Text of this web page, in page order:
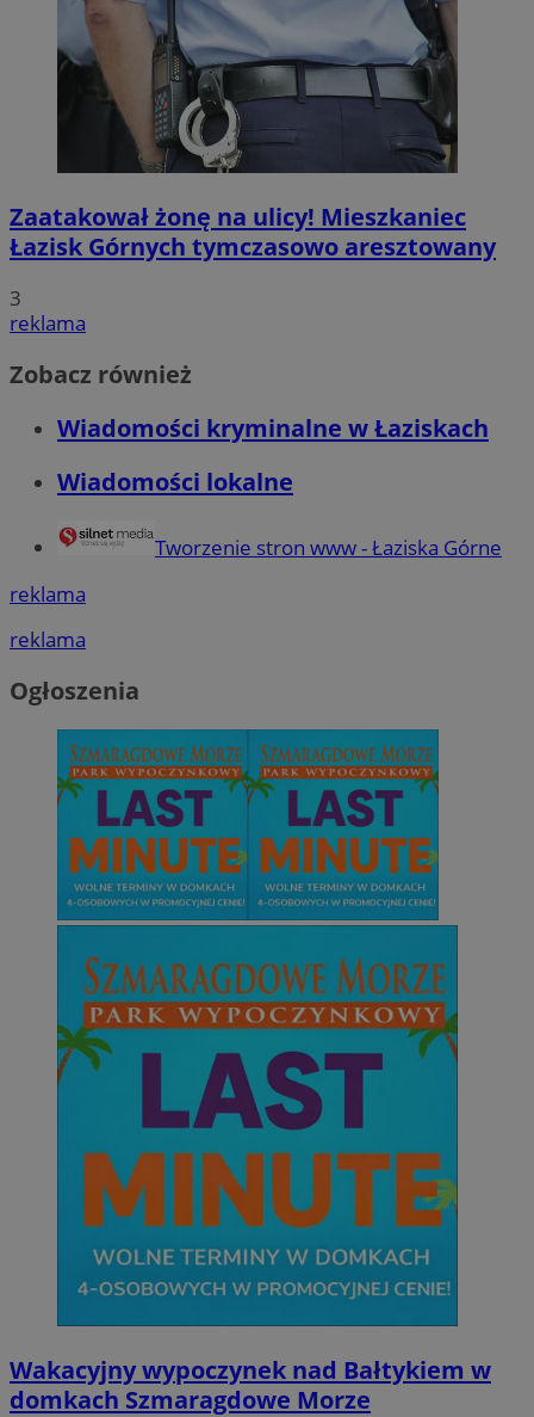
Zaatakował żonę na ulicy! Mieszkaniec
Łazisk Górnych tymczasowo aresztowany
3
reklama
Zobacz również
Wiadomości kryminalne w Łaziskach
Wiadomości lokalne
Tworzenie stron www - Łaziska Górne
reklama
reklama
Ogłoszenia
Wakacyjny wypoczynek nad Bałtykiem w
domkach Szmaragdowe Morze